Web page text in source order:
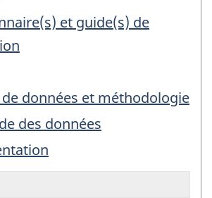
et guide(s) de
de données et méthodologie
des données